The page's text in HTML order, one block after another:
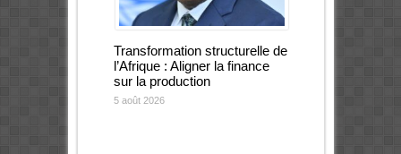
Transformation structurelle de
l’Afrique : Aligner la finance
sur la production
5 août 2026